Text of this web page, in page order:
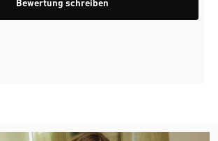
Bewertung schreiben